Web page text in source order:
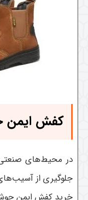
کفش ایمن
در محیط‌های صنعتی
جلوگیری از
خرید کفش ایمن